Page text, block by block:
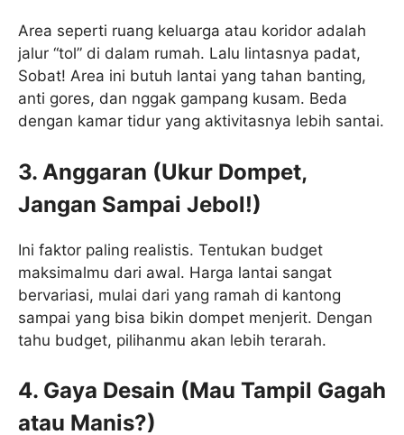
Area seperti ruang keluarga atau koridor adalah
jalur “tol” di dalam rumah. Lalu lintasnya padat,
Sobat! Area ini butuh lantai yang tahan banting,
anti gores, dan nggak gampang kusam. Beda
dengan kamar tidur yang aktivitasnya lebih santai.
3. Anggaran (Ukur Dompet,
Jangan Sampai Jebol!)
Ini faktor paling realistis. Tentukan budget
maksimalmu dari awal. Harga lantai sangat
bervariasi, mulai dari yang ramah di kantong
sampai yang bisa bikin dompet menjerit. Dengan
tahu budget, pilihanmu akan lebih terarah.
4. Gaya Desain (Mau Tampil Gagah
atau Manis?)